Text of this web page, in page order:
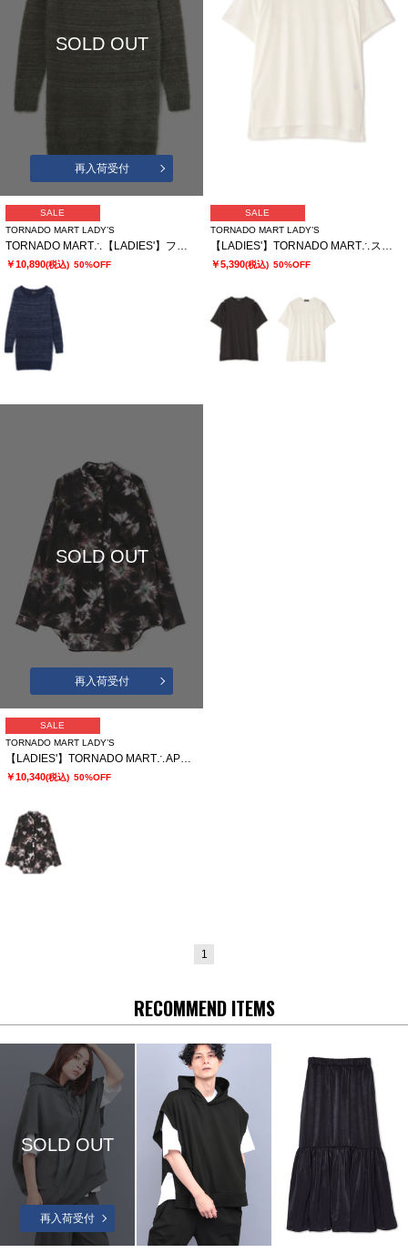
SOLD OUT
再入荷受付
SALE
TORNADO MART LADY’S
TORNADO MART∴【LADIES'】フェザーヤーンボートネックロングニット
￥10,890(税込) 50%OFF
SALE
TORNADO MART LADY’S
【LADIES'】TORNADO MART∴スリットオーバーカットソー
￥5,390(税込) 50%OFF
SOLD OUT
再入荷受付
SALE
TORNADO MART LADY’S
【LADIES'】TORNADO MART∴APERTAプリントオーバーブラウス
￥10,340(税込) 50%OFF
1
RECOMMEND ITEMS
SOLD OUT
再入荷受付